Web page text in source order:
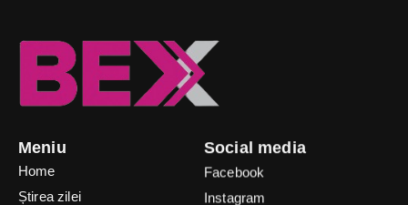
Meniu
Home
Știrea zilei
Social media
Facebook
Instagram